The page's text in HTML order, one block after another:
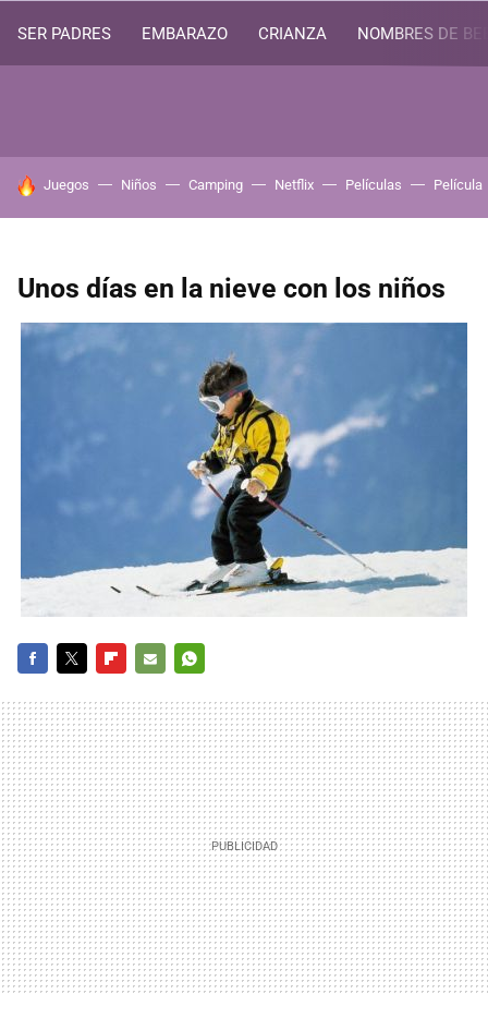
SER PADRES EMBARAZO CRIANZA NOMBRES DE
HOY SE HABLA DE
Juegos Niños Camping Netflix Películas Película
Unos días en la nieve con los niños
MAIL